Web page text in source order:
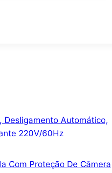
Desligamento Automático,
220V/60Hz
Com Proteção De Câmera